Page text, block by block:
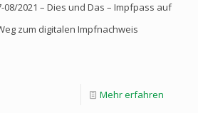
08/2021 – Dies und Das – Impfpass auf
zum digitalen Impfnachweis
Mehr erfahren